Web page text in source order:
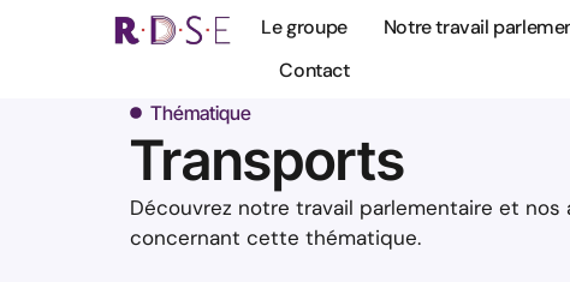
Le groupe Notre travail
Contact
Thématique
Transports
Découvrez notre travail parlementaire et nos
concernant cette thématique.